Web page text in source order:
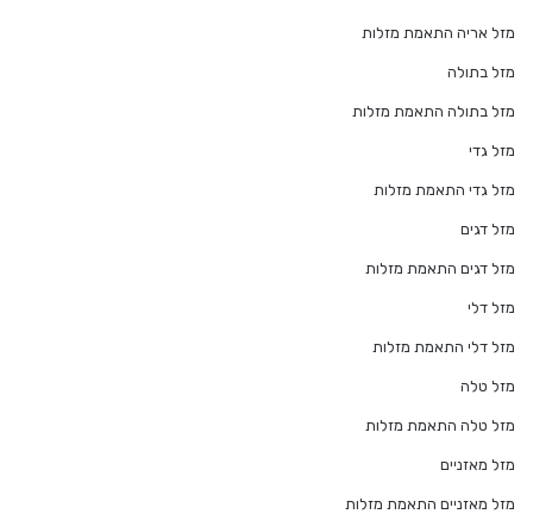
מזל אריה התאמת מזלות
מזל בתולה
מזל בתולה התאמת מזלות
מזל גדי
מזל גדי התאמת מזלות
מזל דגים
מזל דגים התאמת מזלות
מזל דלי
מזל דלי התאמת מזלות
מזל טלה
מזל טלה התאמת מזלות
מזל מאזניים
מזל מאזניים התאמת מזלות